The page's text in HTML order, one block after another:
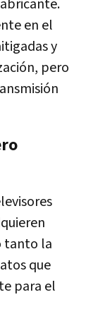
en el
y
pero
tanto la
que
para el